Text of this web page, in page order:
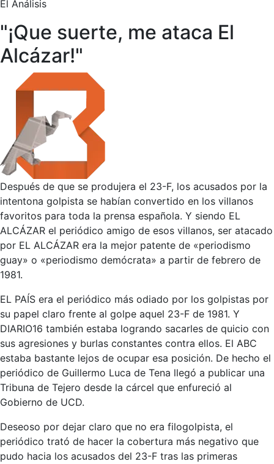
El Análisis
"¡Que suerte, me ataca El
Alcázar!"
Después de que se produjera el 23-F, los acusados por la
intentona golpista se habían convertido en los villanos
favoritos para toda la prensa española. Y siendo EL
ALCÁZAR el periódico amigo de esos villanos, ser atacado
por EL ALCÁZAR era la mejor patente de «periodismo
guay» o «periodismo demócrata» a partir de febrero de
1981.
EL PAÍS era el periódico más odiado por los golpistas por
su papel claro frente al golpe aquel 23-F de 1981. Y
DIARIO16 también estaba logrando sacarles de quicio con
sus agresiones y burlas constantes contra ellos. El ABC
estaba bastante lejos de ocupar esa posición. De hecho el
periódico de Guillermo Luca de Tena llegó a publicar una
Tribuna de Tejero desde la cárcel que enfureció al
Gobierno de UCD.
Deseoso por dejar claro que no era filogolpista, el
periódico trató de hacer la cobertura más negativo que
pudo hacia los acusados del 23-F tras las primeras